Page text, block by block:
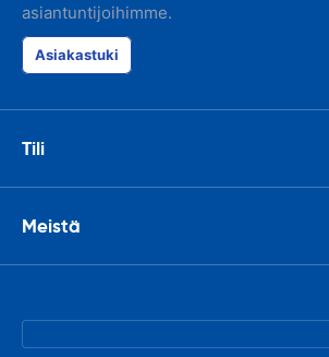
asiantuntijoihimme.
Asiakastuki
Tili
Meistä